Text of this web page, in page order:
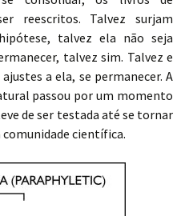
reescritos. Talvez surjam
talvez ela não seja
talvez sim. Talvez e
a ela, se permanecer. A
passou por um momento
de ser testada até se tornar
científica.